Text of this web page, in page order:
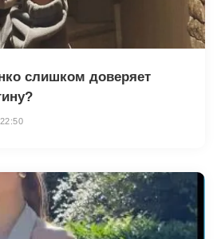
слишком доверяет